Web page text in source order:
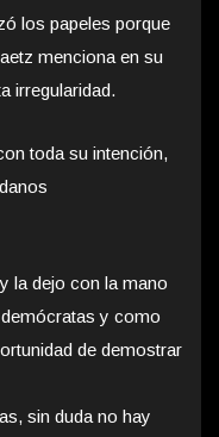
los papeles porque
menciona en su
irregularidad.
toda su intención,
la dejo con la mano
y como
de demostrar
sin duda no hay